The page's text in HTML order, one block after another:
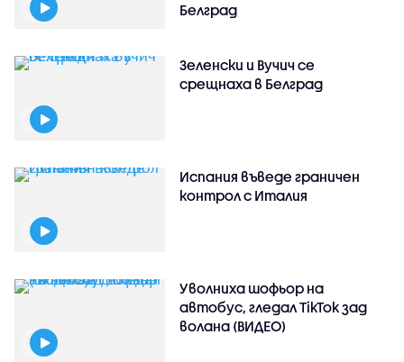
Белград
Зеленски и Вучич се
срещнаха в Белград
Испания въведе граничен
контрол с Италия
Уволниха шофьор на
автобус, гледал TikTok зад
волана (ВИДЕО)